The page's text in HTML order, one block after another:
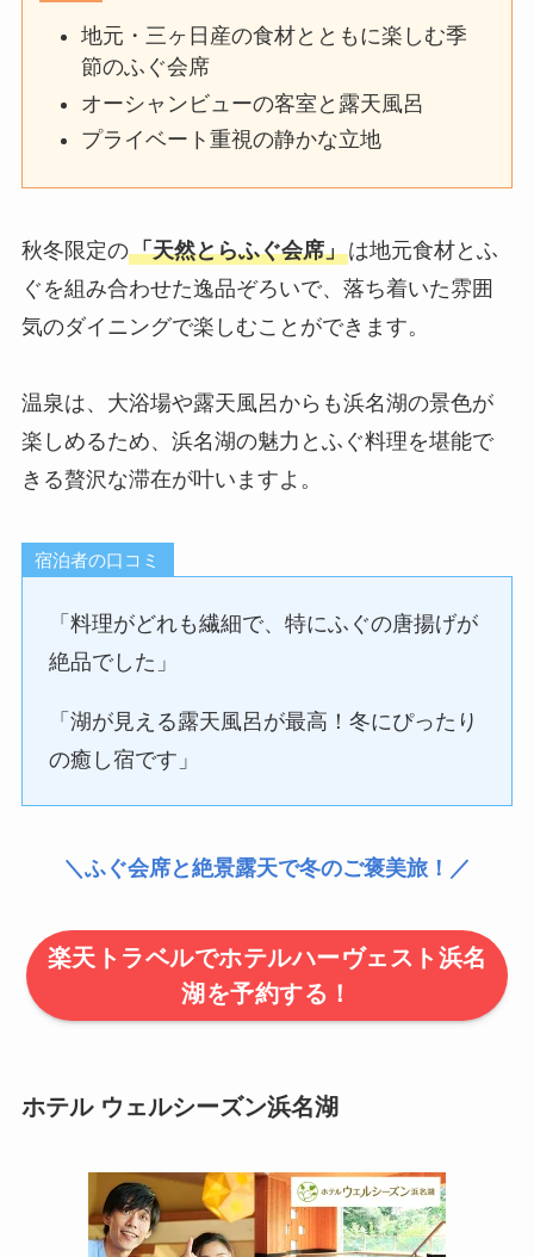
地元・三ヶ日産の食材とともに楽しむ季
節のふぐ会席
オーシャンビューの客室と露天風呂
プライベート重視の静かな立地
秋冬限定の「天然とらふぐ会席」は地元食材とふ
ぐを組み合わせた逸品ぞろいで、落ち着いた雰囲
気のダイニングで楽しむことができます。
温泉は、大浴場や露天風呂からも浜名湖の景色が
楽しめるため、浜名湖の魅力とふぐ料理を堪能で
きる贅沢な滞在が叶いますよ。
宿泊者の口コミ
「料理がどれも繊細で、特にふぐの唐揚げが
絶品でした」
「湖が見える露天風呂が最高！冬にぴったり
の癒し宿です」
＼ふぐ会席と絶景露天で冬のご褒美旅！／
楽天トラベルでホテルハーヴェスト浜名
湖を予約する！
ホテル ウェルシーズン浜名湖